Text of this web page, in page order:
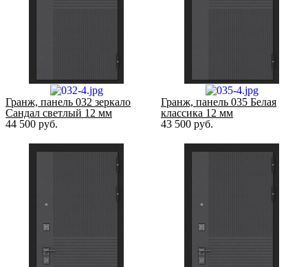
Гранж, панель 032 зеркало
Сандал светлый 12 мм
44 500 руб.
Гранж, панель 035 Белая
классика 12 мм
43 500 руб.